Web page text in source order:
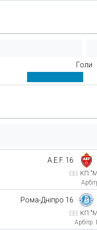
Голи
A.E.F. 16
КП
Рома-Дніпро 16
КП
Арбітр: